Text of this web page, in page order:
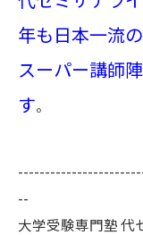
年も日本一流の
スーパー講師
す。
--
大学受験専門塾 代